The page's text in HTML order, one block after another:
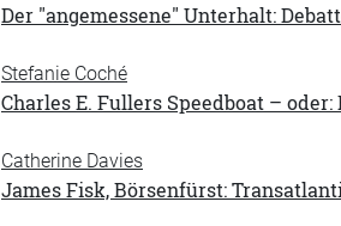
Der "angemessene" Unterhalt:
Stefanie Coché
Charles E. Fullers Speedboat –
Catherine Davies
James Fisk, Börsenfürst: